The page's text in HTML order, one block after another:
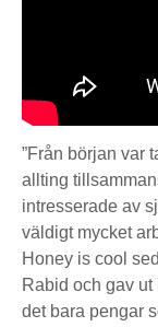
”Från början var
allting
intresserade av
väldigt mycket
Honey is cool
Rabid och gav
det bara pengar